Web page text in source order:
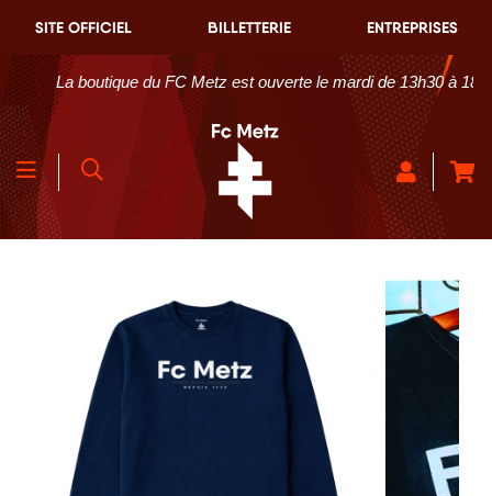
SITE OFFICIEL BILLETTERIE ENTREPRISES
La boutique du FC Metz est ouverte le mardi de 13h30 à 18h30